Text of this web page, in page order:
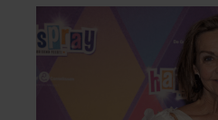
bestemming én vertelt ze
voor haar is geweest.